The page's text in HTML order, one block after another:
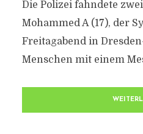
Die Polizei fahndete
Mohammed A (17), der
Freitagabend in
Menschen mit einem